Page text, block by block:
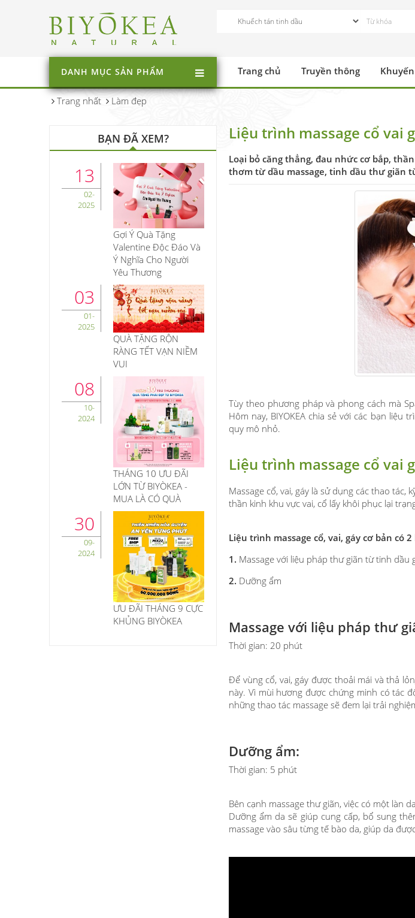
DANH MỤC SẢN PHẨM Trang chủ Truyền thông
Trang nhất Làm đẹp
Liệu trình massage cổ vai
Loại bỏ căng thẳng, đau nhức cơ bắp,
thơm từ dầu massage, tinh dầu thư giãn
Tùy theo phương pháp và phong cách mà
Hôm nay, BIYOKEA chia sẻ với các bạn
quy mô nhỏ.
Liệu trình massage cổ vai
Massage cổ, vai, gáy là sử dụng các thao
thần kinh khu vực vai, cổ lấy khôi phục lại
Liệu trình massage cổ, vai, gáy cơ bản có 2
1. Massage với liệu pháp thư giãn từ tinh dầu
2. Dưỡng ẩm
Massage với liệu pháp thư
Thời gian: 20 phút
Để vùng cổ, vai, gáy được thoải mái và thả
này. Vì mùi hương được chứng minh có tác
những thao tác massage sẽ đem lại trải
Dưỡng ẩm:
Thời gian: 5 phút
Bên cạnh massage thư giãn, việc có một làn
Dưỡng ẩm da sẽ giúp cung cấp, bổ sung
massage vào sâu từng tế bào da, giúp da
BẠN ĐÃ XEM?
13
02-
2025
Gợi Ý Quà Tặng
Valentine Độc Đáo Và
Ý Nghĩa Cho Người
Yêu Thương
03
01-
2025
QUÀ TẶNG RỘN
RÀNG TẾT VẠN NIỀM
VUI
08
10-
2024
THÁNG 10 ƯU ĐÃI
LỚN TỪ BIYÒKEA -
MUA LÀ CÓ QUÀ
30
09-
2024
ƯU ĐÃI THÁNG 9 CỰC
KHỦNG BIYÒKEA